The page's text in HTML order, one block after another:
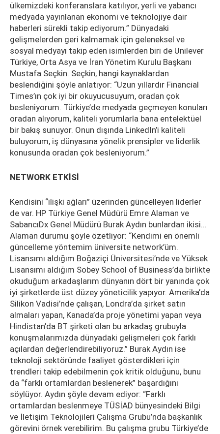
ülkemizdeki konferanslara katılıyor, yerli ve yabancı
medyada yayınlanan ekonomi ve teknolojiye dair
haberleri sürekli takip ediyorum.” Dünyadaki
gelişmelerden geri kalmamak için geleneksel ve
sosyal medyayı takip eden isimlerden biri de Unilever
Türkiye, Orta Asya ve İran Yönetim Kurulu Başkanı
Mustafa Seçkin. Seçkin, hangi kaynaklardan
beslendiğini şöyle anlatıyor: “Uzun yıllardır Financial
Times’ın çok iyi bir okuyucusuyum, oradan çok
besleniyorum. Türkiye’de medyada geçmeyen konuları
oradan alıyorum, kaliteli yorumlarla bana entelektüel
bir bakış sunuyor. Onun dışında LinkedIn’i kaliteli
buluyorum, iş dünyasına yönelik prensipler ve liderlik
konusunda oradan çok besleniyorum.”
NETWORK ETKİSİ
Kendisini “ilişki ağları” üzerinden güncelleyen liderler
de var. HP Türkiye Genel Müdürü Emre Alaman ve
SabancıDx Genel Müdürü Burak Aydın bunlardan ikisi…
Alaman durumu şöyle özetliyor: “Kendimi en önemli
güncelleme yöntemim üniversite network’üm.
Lisansımı aldığım Boğaziçi Üniversitesi’nde ve Yüksek
Lisansımı aldığım Sobey School of Business’da birlikte
okuduğum arkadaşlarım dünyanın dört bir yanında çok
iyi şirketlerde üst düzey yöneticilik yapıyor. Amerika’da
Silikon Vadisi’nde çalışan, Londra’da şirket satın
almaları yapan, Kanada’da proje yönetimi yapan veya
Hindistan’da BT şirketi olan bu arkadaş grubuyla
konuşmalarımızda dünyadaki gelişmeleri çok farklı
açılardan değerlendirebiliyoruz.” Burak Aydın ise
teknoloji sektöründe faaliyet gösterdikleri için
trendleri takip edebilmenin çok kritik olduğunu, bunu
da “farklı ortamlardan beslenerek” başardığını
söylüyor. Aydın şöyle devam ediyor: “Farklı
ortamlardan beslenmeye TÜSİAD bünyesindeki Bilgi
ve İletişim Teknolojileri Çalışma Grubu’nda başkanlık
görevini örnek verebilirim. Bu çalışma grubu Türkiye’de